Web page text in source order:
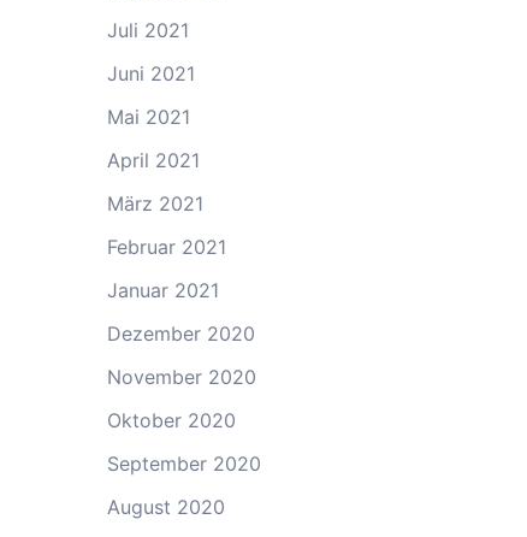
Juli 2021
Juni 2021
Mai 2021
April 2021
März 2021
Februar 2021
Januar 2021
Dezember 2020
November 2020
Oktober 2020
September 2020
August 2020